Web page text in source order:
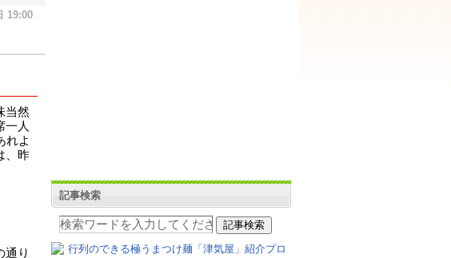
19:00
当然
一人
れよ
、昨
通り
記事検索